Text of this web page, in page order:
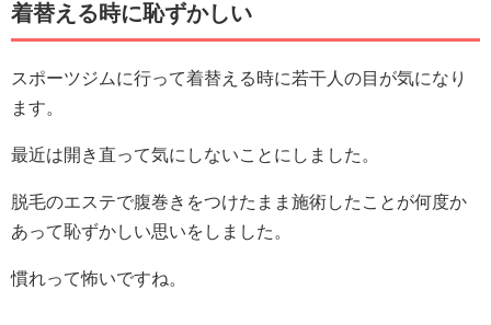
着替える時に恥ずかしい
スポーツジムに行って着替える時に若干人の目が気になり
ます。
最近は開き直って気にしないことにしました。
脱毛のエステで腹巻きをつけたまま施術したことが何度か
あって恥ずかしい思いをしました。
慣れって怖いですね。